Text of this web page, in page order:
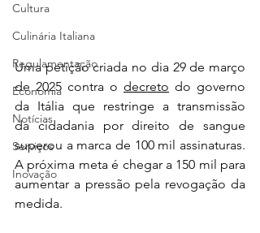
Cultura
Culinária Italiana
Regulamentação
Economia
Notícias
Serviços
Inovação
Uma petição criada no dia 29 de março
de 2025 contra o decreto do governo
da Itália que restringe a transmissão
da cidadania por direito de sangue
superou a marca de 100 mil assinaturas.
A próxima meta é chegar a 150 mil para
aumentar a pressão pela revogação da
medida.